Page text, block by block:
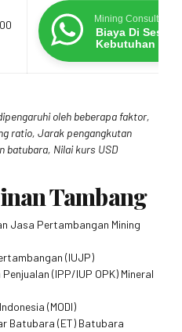
Mining Consultants
Biaya Di
Kebutuhan
oleh beberapa faktor,
ratio, Jarak pengangkutan
batubara, Nilai kurs USD
Tambang
Jasa Pertambangan Mining
(IUJP)
(IPP/IUP OPK) Mineral
(MODI)
Batubara (ET) Batubara